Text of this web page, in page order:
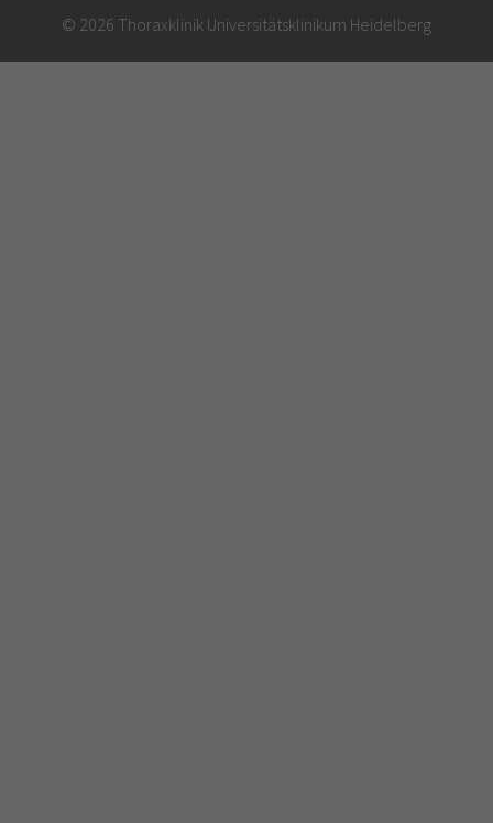
© 2026 Thoraxklinik Universitätsklinikum Heidelberg